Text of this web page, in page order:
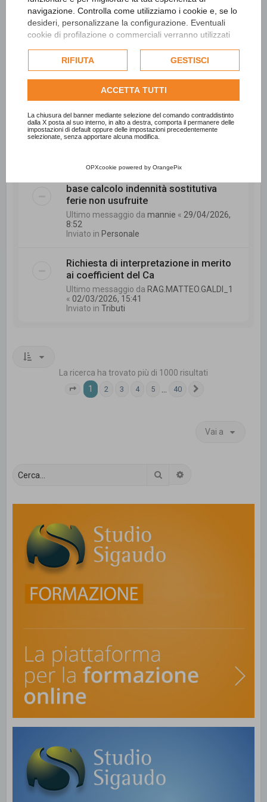
navigazione. Controlla come utilizziamo i cookie e, se lo
desideri, personalizzane la configurazione. Eventuali
cookie di profilazione o commerciali verranno utilizzati
dell'utente e, se consentito, potrebbero essere utilizzati
per personalizzare gli annunci pubblicitari. Per ulteriori
informazioni su come Google utilizza i dati raccolti,
politica sulla privacy di Google
Consulta l'informativa cookie completa.
RIFIUTA GESTISCI
ACCETTA TUTTI
La chiusura del banner mediante selezione del comando contraddistinto
dalla X posta al suo interno, in alto a destra, comporta il permanere delle
impostazioni di default oppure delle impostazioni precedentemente
selezionate, senza apportare alcuna modifica.
OPXcookie powered by OrangePix
Ultimo messaggio daCCC«15/05/2026, 9:11
Inviato inPersonale
La digitalizzazione negli enti locali sta
davvero aiutando?
Ultimo messaggio dasonal2789«
08/05/2026, 7:52
INPS - Richiesta di interessi di rivalsa.
Ultimo messaggio datrombetta
base calcolo indennità sostitutiva
ferie non usufruite
Ultimo messaggio damannie « 29/04/2026,
8:52
Inviato in Personale
Richiesta di interpretazione in merito
ai coefficient del Ca
Ultimo messaggio da RAG.MATTEO.GALDI_1
« 02/03/2026, 15:41
Inviato inTributi
La ricerca ha trovato più di 1000 risultati
Pagina 1di 40
1 2 3 4 5 40
Vai a
Cerca